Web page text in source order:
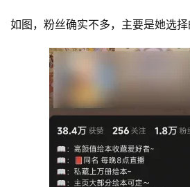
如图，粉丝确实不多，主要是她选